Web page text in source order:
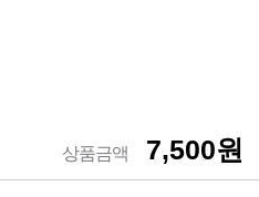
상품금액 7,500원